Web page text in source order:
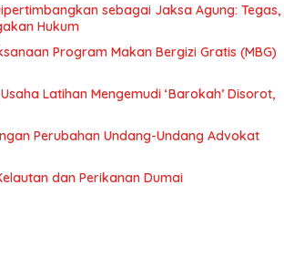
sebagai Jaksa Agung: Tegas,
Hukum
Program Makan Bergizi Gratis (MBG)
Latihan Mengemudi ‘Barokah’ Disorot,
Perubahan Undang-Undang Advokat
dan Perikanan Dumai